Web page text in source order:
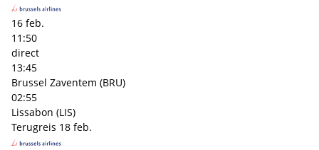
16 feb.
11:50
direct
13:45
Brussel Zaventem (BRU)
02:55
Lissabon (LIS)
Terugreis 18 feb.